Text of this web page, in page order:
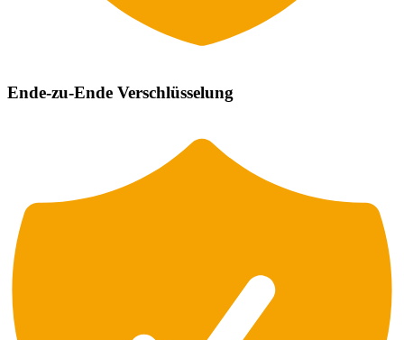
Ende-zu-Ende Verschlüsselung